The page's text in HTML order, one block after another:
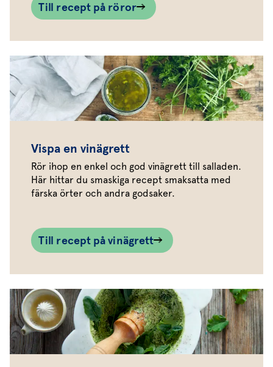
Till recept på röror
Vispa en vinägrett
Rör ihop en enkel och god vinägrett till salladen.
Här hittar du smaskiga recept smaksatta med
färska örter och andra godsaker.
Till recept på vinägrett